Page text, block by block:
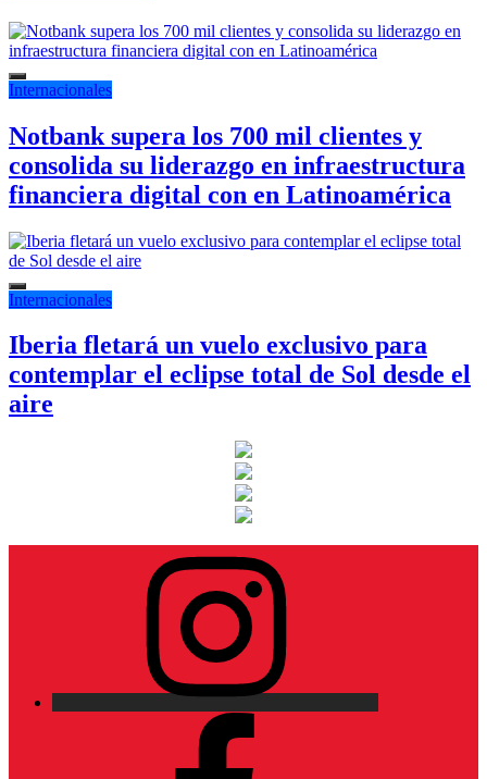
Internacionales
Notbank supera los 700 mil clientes y
consolida su liderazgo en infraestructura
financiera digital con en Latinoamérica
Internacionales
Iberia fletará un vuelo exclusivo para
contemplar el eclipse total de Sol desde el
aire